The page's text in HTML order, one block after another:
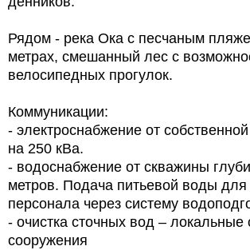
Рядом - река Ока с песчаным
метрах, смешанный лес с
велосипедных прогулок.
Коммуникации:
- электроснабжение от
на 250 кВа.
- водоснабжение от скважины
метров. Подача питьевой воды
персонала через систему
- очистка сточных вод – локальные
сооружения